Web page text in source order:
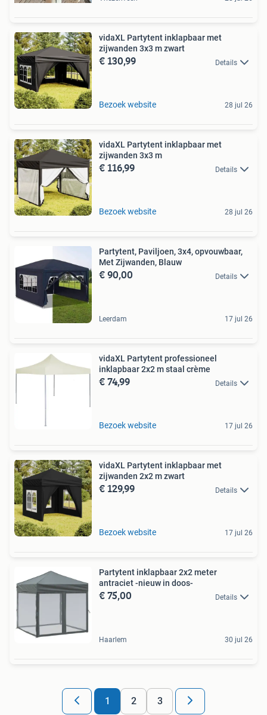
vidaXL Partytent inklapbaar met
zijwanden 3x3 m zwart
€ 130,99 Details
Bezoek website 28 jul 26
vidaXL Partytent inklapbaar met
zijwanden 3x3 m
€ 116,99 Details
Bezoek website 28 jul 26
Partytent, Paviljoen, 3x4, opvouwbaar,
Met Zijwanden, Blauw
€ 90,00 Details
Leerdam 17 jul 26
vidaXL Partytent professioneel
inklapbaar 2x2 m staal crème
€ 74,99 Details
Bezoek website 17 jul 26
vidaXL Partytent inklapbaar met
zijwanden 2x2 m zwart
€ 129,99 Details
Bezoek website 17 jul 26
Partytent inklapbaar 2x2 meter
antraciet -nieuw in doos-
€ 75,00 Details
Haarlem 30 jul 26
1 2 3